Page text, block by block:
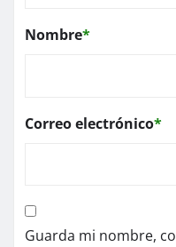
Nombre*
Correo electrónico*
Guarda mi nombre,